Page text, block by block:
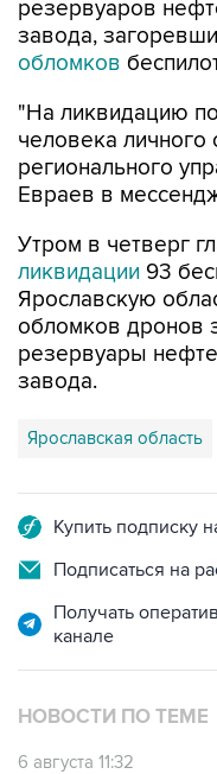
резервуаров
завода,
обломков
"На ликвидацию
человека личного
регионального
Евраев в
Утром в четверг
ликвидации 93
Ярославскую
обломков дронов
резервуары
завода.
Ярославская область
Купить подписку
Подписаться на
Получать
канале
НОВОСТИ ПО ТЕМЕ
6 августа 11:32